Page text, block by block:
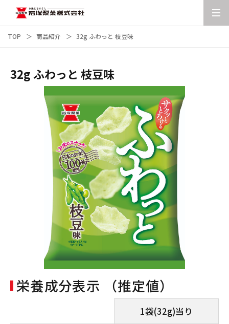
TOP 商品紹介 32g ふわっと 枝豆味
32g ふわっと 枝豆味
栄養成分表示 （推定値）
1袋(32g)当り